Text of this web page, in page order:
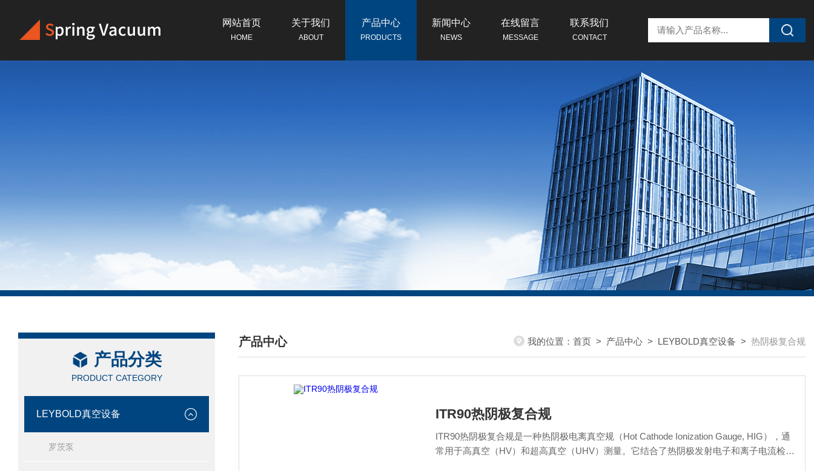
网站首页
HOME
关于我们
ABOUT
产品中心
PRODUCTS
新闻中心
NEWS
在线留言
MESSAGE
联系我们
CONTACT
产品分类
PRODUCT CATEGORY
LEYBOLD真空设备
罗茨泵
产品中心
/ PRODUCTS CENTER
我的位置： 首页 > 产品中心 > LEYBOLD真空设备 > 热阴极复合规
ITR90热阴极复合规
ITR90热阴极复合规是一种热阴极电离真空规（Hot Cathode Ionization Gauge, HIG），通
常用于高真空（HV）和超高真空（UHV）测量。它结合了热阴极发射电子和离子电流检测